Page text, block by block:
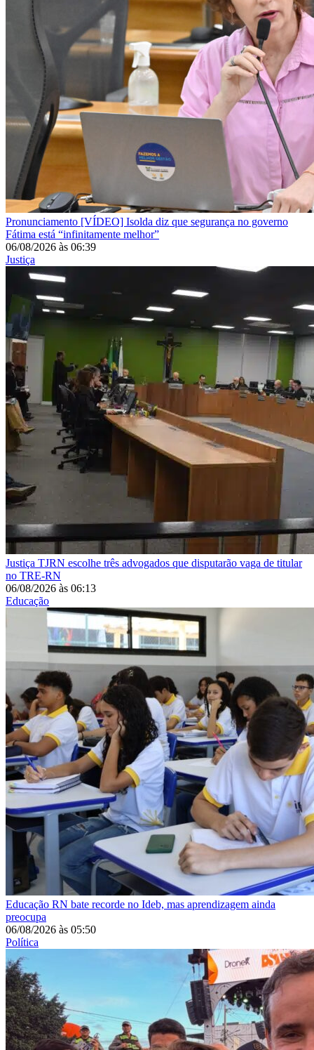
Pronunciamento [VÍDEO] Isolda diz que segurança no governo
Fátima está “infinitamente melhor”
06/08/2026 às 06:39
Justiça
Justiça TJRN escolhe três advogados que disputarão vaga de titular
no TRE-RN
06/08/2026 às 06:13
Educação
Educação RN bate recorde no Ideb, mas aprendizagem ainda
preocupa
06/08/2026 às 05:50
Política